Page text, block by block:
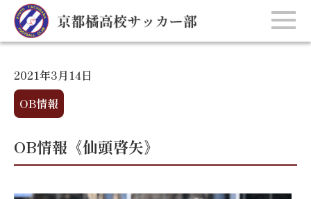
2021年3月14日
OB情報
OB情報《仙頭啓矢》